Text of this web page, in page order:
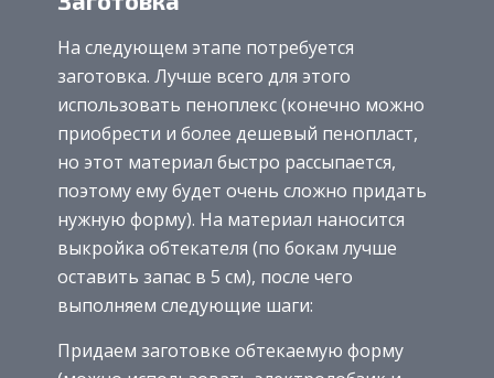
На следующем этапе потребуется
заготовка. Лучше всего для этого
использовать пеноплекс (конечно можно
приобрести и более дешевый пенопласт,
но этот материал быстро рассыпается,
поэтому ему будет очень сложно придать
нужную форму). На материал наносится
выкройка обтекателя (по бокам лучше
оставить запас в 5 см), после чего
выполняем следующие шаги:
Придаем заготовке обтекаемую форму